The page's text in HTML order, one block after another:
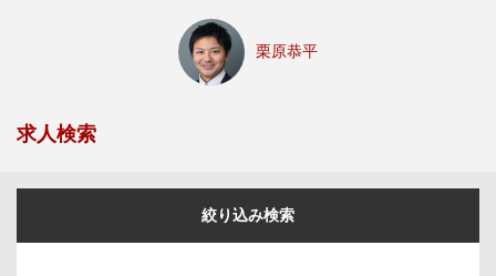
栗原恭平
求人検索
絞り込み検索